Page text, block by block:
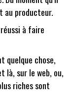
au producteur.
à faire
quelque chose,
là, sur le web, ou,
riches sont